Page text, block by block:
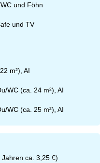
und Föhn
und TV
m²), AI
WC (ca. 24 m²), AI
WC (ca. 25 m²), AI
ca. 3,25 €)